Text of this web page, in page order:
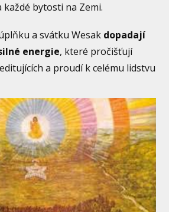
každé bytosti na Zemi.
a svátku Wesak dopadají
energie, které pročišťují
a proudí k celému lidstvu